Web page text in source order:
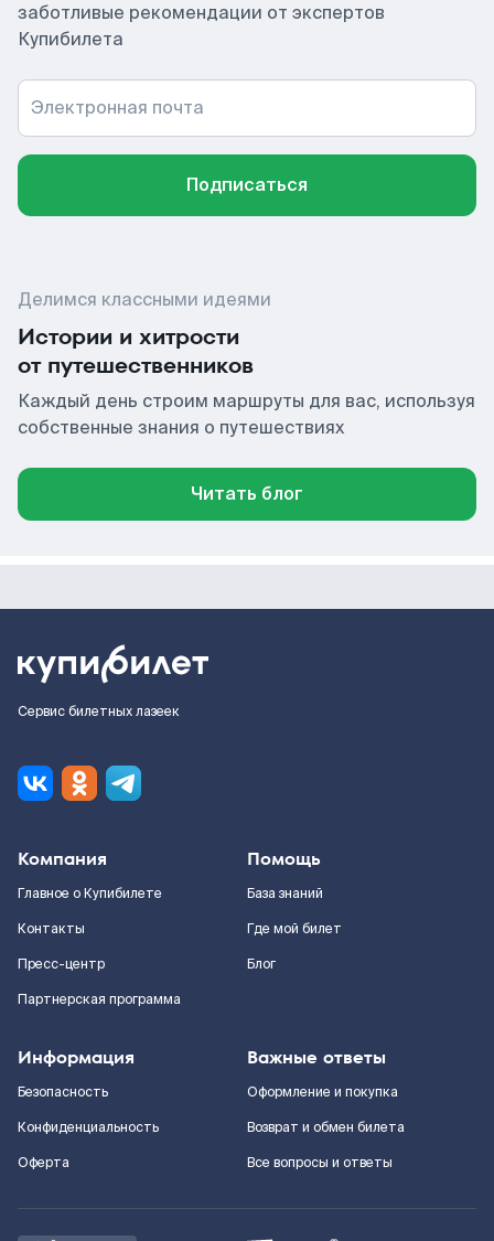
заботливые рекомендации от экспертов
Купибилета
Электронная почта
Подписаться
Делимся классными идеями
Истории и хитрости
от путешественников
Каждый день строим маршруты для вас, используя
собственные знания о путешествиях
Читать блог
Сервис билетных лазеек
Компания
Главное о Купибилете
Контакты
Пресс-центр
Партнерская программа
Помощь
База знаний
Где мой билет
Блог
Информация
Безопасность
Конфиденциальность
Оферта
Важные ответы
Оформление и покупка
Возврат и обмен билета
Все вопросы и ответы